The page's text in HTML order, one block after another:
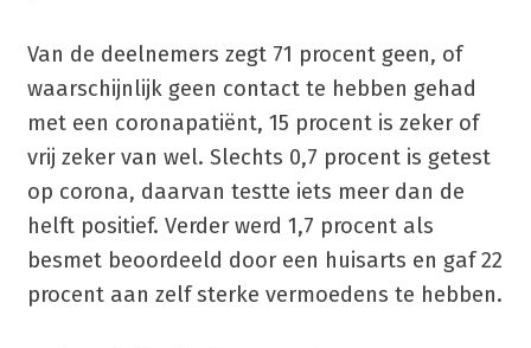
Van de deelnemers zegt 71 procent geen, of
waarschijnlijk geen contact te hebben gehad
met een coronapatiënt, 15 procent is zeker of
vrij zeker van wel. Slechts 0,7 procent is getest
op corona, daarvan testte iets meer dan de
helft positief. Verder werd 1,7 procent als
besmet beoordeeld door een huisarts en gaf 22
procent aan zelf sterke vermoedens te hebben.